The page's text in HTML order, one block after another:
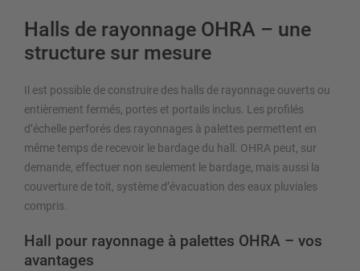
Halls de rayonnage OHRA – une
structure sur mesure
Il est possible de construire des halls de rayonnage ouverts ou
entièrement fermés, portes et portails inclus. Les profilés
d’échelle perforés des rayonnages à palettes permettent en
même temps de recevoir le bardage du hall. OHRA peut, sur
demande, effectuer non seulement le bardage, mais aussi la
couverture de toit, système d’évacuation des eaux pluviales
compris.
Hall pour rayonnage à palettes OHRA – vos
avantages